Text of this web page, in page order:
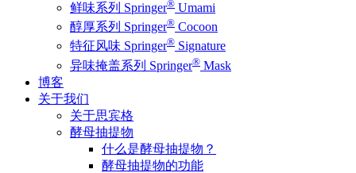
鲜味系列 Springer® Umami
醇厚系列 Springer® Cocoon
特征风味 Springer® Signature
异味掩盖系列 Springer® Mask
博客
关于我们
关于思宾格
酵母抽提物
什么是酵母抽提物？
酵母抽提物的功能